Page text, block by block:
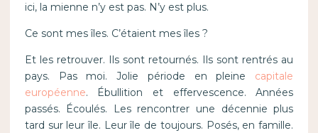
ici, la mienne n’y est pas. N’y est plus.
Ce sont mes îles. C’étaient mes îles ?
Et les retrouver. Ils sont retournés. Ils sont rentrés au
pays. Pas moi. Jolie période en pleine capitale
européenne. Ébullition et effervescence. Années
passés. Écoulés. Les rencontrer une décennie plus
tard sur leur île. Leur île de toujours. Posés, en famille.